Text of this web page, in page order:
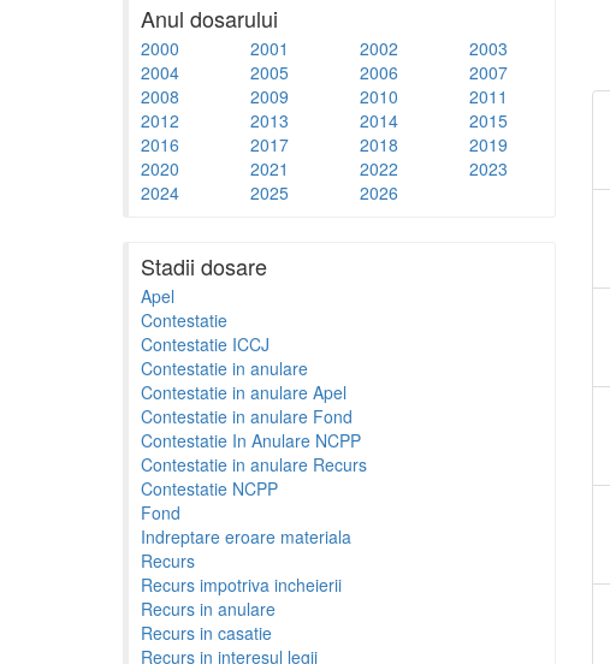
Anul dosarului
2000 2001 2002
2003
2004
2005 2006
2007
2008
2009 2010
2011
2012
2013 2014
2015
2016
2017 2018
2019
2020
2021 2022
2023
2024
2025 2026
Stadii dosare
Apel
Contestatie
Contestatie ICCJ
Contestatie in anulare
Contestatie in anulare Apel
Contestatie in anulare Fond
Contestatie In Anulare NCPP
Contestatie in anulare Recurs
Contestatie NCPP
Fond
Indreptare eroare materiala
Recurs
Recurs impotriva incheierii
Recurs in anulare
Recurs in casatie
Recurs in interesul legii